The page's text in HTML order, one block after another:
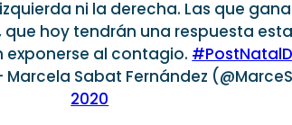
ni la derecha. Las que
que hoy tendrán una respuesta
exponerse al contagio.
Marcela Sabat Fernández
2020